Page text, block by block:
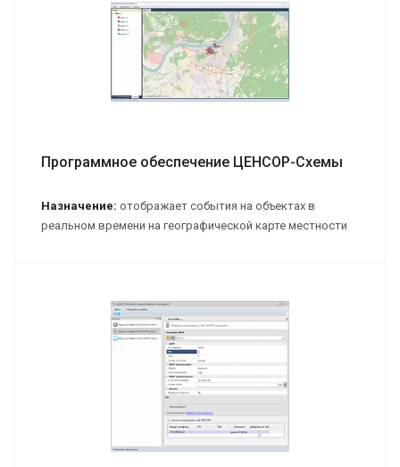
Программное обеспечение ЦЕНСОР-Схемы
Назначение: отображает события на объектах в
реальном времени на географической карте местности